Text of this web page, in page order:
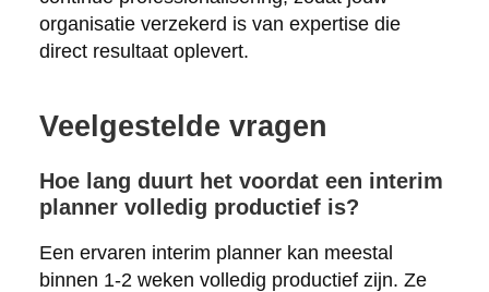
organisatie verzekerd is van expertise die
direct resultaat oplevert.
Veelgestelde vragen
Hoe lang duurt het voordat een interim
planner volledig productief is?
Een ervaren interim planner kan meestal
binnen 1-2 weken volledig productief zijn. Ze